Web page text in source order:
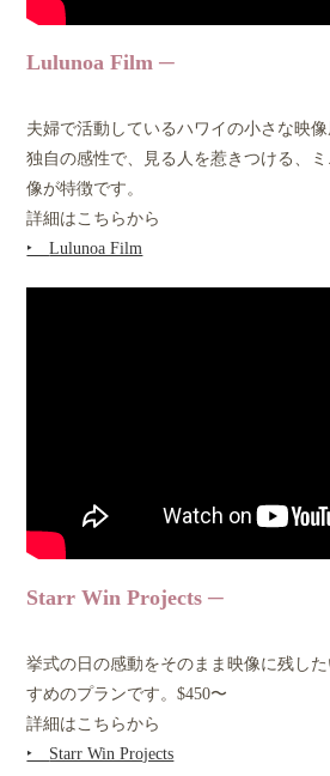
Lulunoa Film
夫婦で活動しているハワイの小さな映像
独自の感性で、見る人を惹きつける、
像が特徴です。
詳細はこちらから
‣Lulunoa Film
Starr Win Projects
挙式の日の感動をそのまま映像に残し
すめのプランです。$450〜
詳細はこちらから
‣ Starr Win Projects